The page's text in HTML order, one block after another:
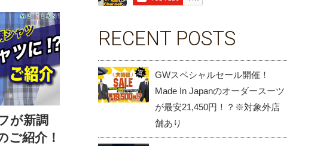
が新調
ご紹介！
RECENT POSTS
GWスペシャルセール開催！
Made In Japanのオーダースーツ
が最安21,450円！？※対象外店
舗あり